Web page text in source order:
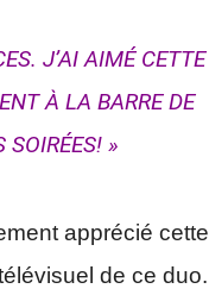
J’AI AIMÉ CETTE
À LA BARRE DE
SOIRÉES! »
apprécié cette
de ce duo.